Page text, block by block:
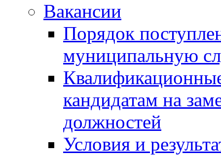
Вакансии
Порядок
муниципальную
кандидатам на
должностей
Условия и